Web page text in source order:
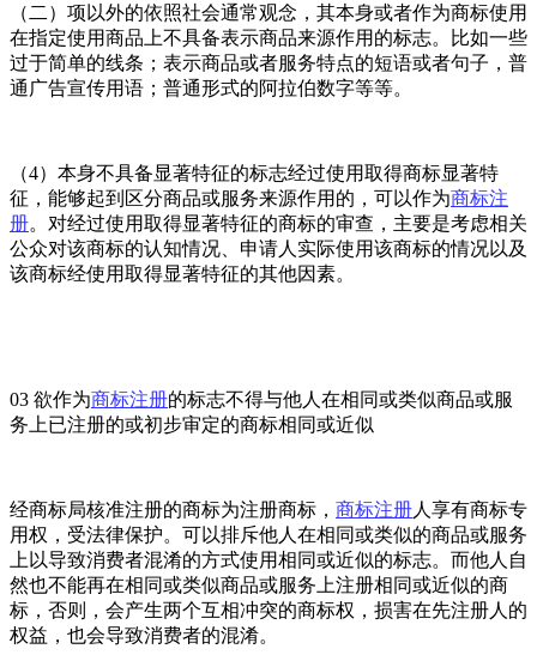
（二）项以外的依照社会通常观念，其本身或者作为商标使用
在指定使用商品上不具备表示商品来源作用的标志。比如一些
过于简单的线条；表示商品或者服务特点的短语或者句子，普
通广告宣传用语；普通形式的阿拉伯数字等等。
（4）本身不具备显著特征的标志经过使用取得商标显著特
征，能够起到区分商品或服务来源作用的，可以作为商标注
册。对经过使用取得显著特征的商标的审查，主要是考虑相关
公众对该商标的认知情况、申请人实际使用该商标的情况以及
该商标经使用取得显著特征的其他因素。
03 欲作为商标注册的标志不得与他人在相同或类似商品或服
务上已注册的或初步审定的商标相同或近似
经商标局核准注册的商标为注册商标， 商标注册人享有商标专
用权，受法律保护。可以排斥他人在相同或类似的商品或服务
上以导致消费者混淆的方式使用相同或近似的标志。而他人自
然也不能再在相同或类似商品或服务上注册相同或近似的商
标，否则，会产生两个互相冲突的商标权，损害在先注册人的
权益，也会导致消费者的混淆。